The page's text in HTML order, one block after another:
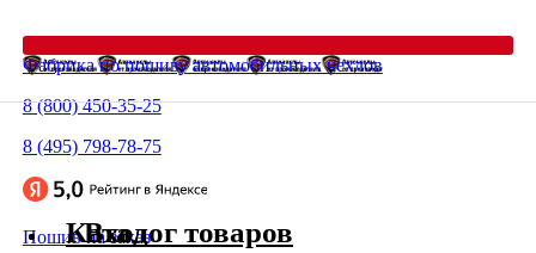
Фабрика по пошиву автомобильных чехлов
8 (800) 450-35-25
8 (495) 798-78-75
Пошив на заказ
Каталог товаров
Вход